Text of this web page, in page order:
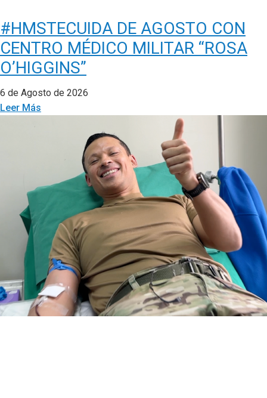
#HMSTECUIDA DE AGOSTO CON
CENTRO MÉDICO MILITAR “ROSA
O’HIGGINS”
6 de Agosto de 2026
Leer Más